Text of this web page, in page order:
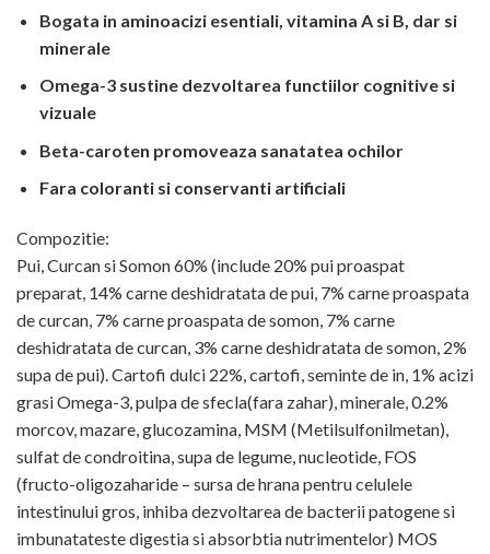
Bogata in aminoacizi esentiali, vitamina A si B, dar si
minerale
Omega-3 sustine dezvoltarea functiilor cognitive si
vizuale
Beta-caroten promoveaza sanatatea ochilor
Fara coloranti si conservanti artificiali
Compozitie:
Pui, Curcan si Somon 60% (include 20% pui proaspat
preparat, 14% carne deshidratata de pui, 7% carne proaspata
de curcan, 7% carne proaspata de somon, 7% carne
deshidratata de curcan, 3% carne deshidratata de somon, 2%
supa de pui). Cartofi dulci 22%, cartofi, seminte de in, 1% acizi
grasi Omega-3, pulpa de sfecla(fara zahar), minerale, 0.2%
morcov, mazare, glucozamina, MSM (Metilsulfonilmetan),
sulfat de condroitina, supa de legume, nucleotide, FOS
(fructo-oligozaharide – sursa de hrana pentru celulele
intestinului gros, inhiba dezvoltarea de bacterii patogene si
imbunatateste digestia si absorbtia nutrimentelor) MOS